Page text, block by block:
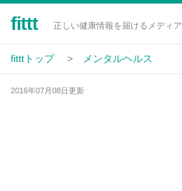
fittt 正しい健康情報を届けるメディア
fitttトップ メンタルヘルス
2016年07月08日更新